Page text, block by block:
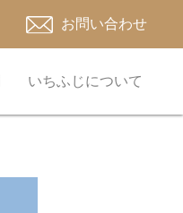
お問い合わせ
いちふじについて